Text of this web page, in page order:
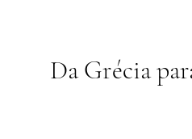
Da Grécia